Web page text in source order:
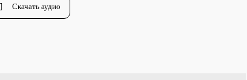
Скачать аудио